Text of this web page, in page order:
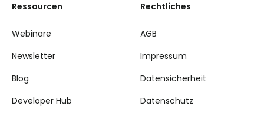
Ressourcen
Webinare
Newsletter
Blog
Developer Hub
Rechtliches
AGB
Impressum
Datensicherheit
Datenschutz